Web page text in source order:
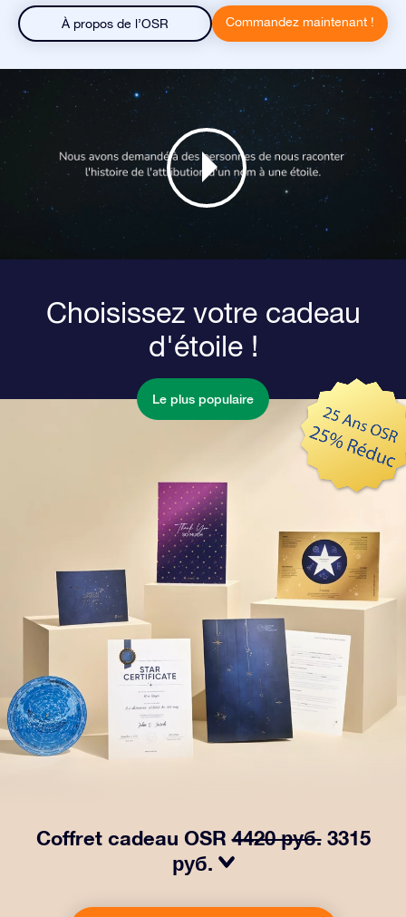
À propos de l’OSR Commandez maintenant !
Choisissez votre cadeau
d'étoile !
Le plus populaire
Coffret cadeau OSR4420 руб. 3315
руб.